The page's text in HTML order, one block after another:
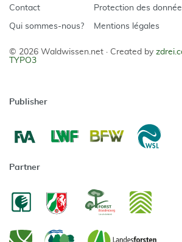
Contact
Qui sommes-nous?
Protection des
Mentions légales
© 2026 Waldwissen.net · Created by
TYPO3
Publisher
Partner